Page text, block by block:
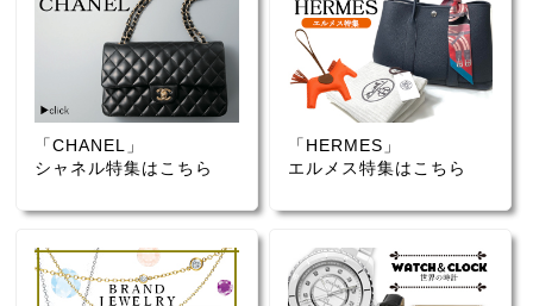
「CHANEL」
シャネル特集はこちら
「HERMES」
エルメス特集はこちら